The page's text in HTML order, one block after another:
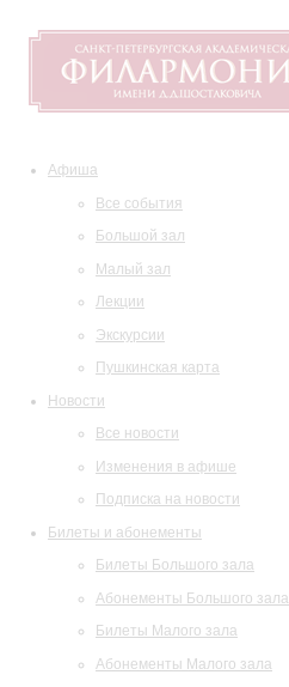
Афиша
Все события
Большой зал
Малый зал
Лекции
Экскурсии
Пушкинская карта
Новости
Все новости
Изменения в афише
Подписка на новости
Билеты и абонементы
Билеты Большого зала
Абонементы Большого зала
Билеты Малого зала
Абонементы Малого зала